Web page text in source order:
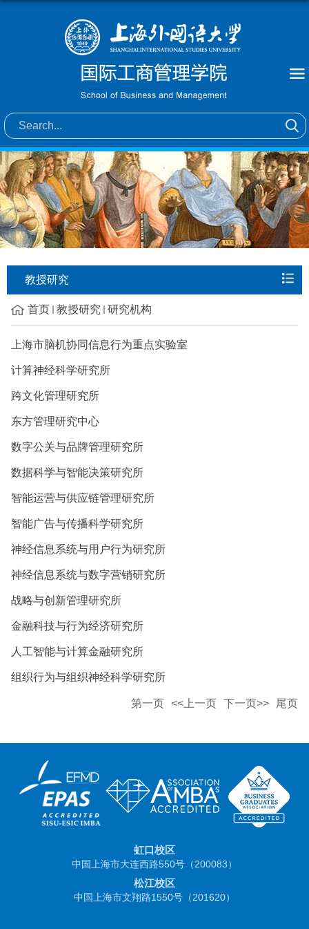
教授研究
首页 教授研究 研究机构
上海市脑机协同信息行为重点实验室
计算神经科学研究所
跨文化管理研究所
东方管理研究中心
数字公关与品牌管理研究所
数据科学与智能决策研究所
智能运营与供应链管理研究所
智能广告与传播科学研究所
神经信息系统与用户行为研究所
神经信息系统与数字营销研究所
战略与创新管理研究所
金融科技与行为经济研究所
人工智能与计算金融研究所
组织行为与组织神经科学研究所
第一页 <<上一页 下一页>> 尾页
虹口校区
中国上海市大连西路550号（200083）
松江校区
中国上海市文翔路1550号（201620）